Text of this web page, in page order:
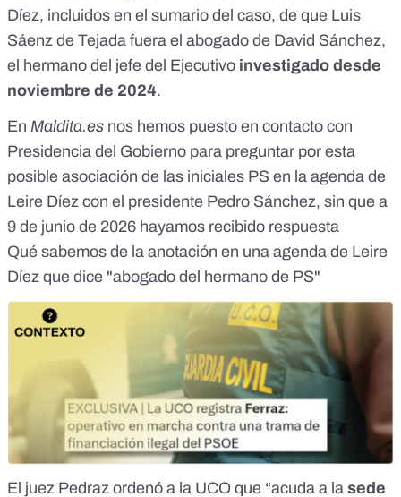
Díez, incluidos en el sumario del caso, de que Luis
Sáenz de Tejada fuera el abogado de David Sánchez,
el hermano del jefe del Ejecutivo investigado desde
noviembre de 2024.
En Maldita.es nos hemos puesto en contacto con
Presidencia del Gobierno para preguntar por esta
posible asociación de las iniciales PS en la agenda de
Leire Díez con el presidente Pedro Sánchez, sin que a
9 de junio de 2026 hayamos recibido respuesta
Qué sabemos de la anotación en una agenda de Leire
Díez que dice "abogado del hermano de PS"
El juez Pedraz ordenó a la UCO que “acuda a la sede